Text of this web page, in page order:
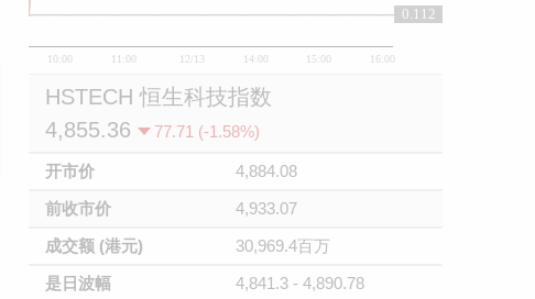
10:00 11:00 12/13 14:00 15:00 16:00
0.112
0.112
HSTECH 恒生科技指数
4,855.36
77.71 (-1.58%)
开市价
4,884.08
前收市价
4,933.07
成交额 (港元)
30,969.4百万
是日波幅
4,841.3 - 4,890.78